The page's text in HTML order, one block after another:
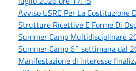
Avviso USRC Per La Costituzione
Strutture Ricettive E Forme Di
Summer Camp Multidisciplinare
Summer Camp 6° settimana dal
Manifestazione di interesse